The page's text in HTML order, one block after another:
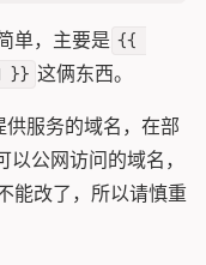
单，主要是 {{
}} 这俩东西。
服务的域名，在部
以公网访问的域名，
能改了，所以请慎重